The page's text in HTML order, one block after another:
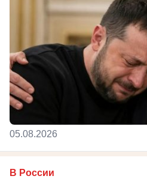
05.08.2026
В России